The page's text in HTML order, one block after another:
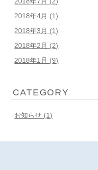
2018年4月 (1)
2018年3月 (1)
2018年2月 (2)
2018年1月 (9)
CATEGORY
お知らせ (1)